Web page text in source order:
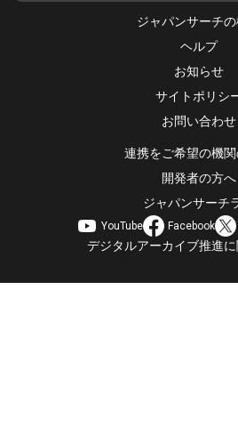
ジャパンサーチ
ヘルプ
お知らせ
サイトポリシ
お問い合わせ
連携をご希望の機
開発者の方へ
ジャパンサーチ
YouTube Facebook
デジタルアーカイブ推進